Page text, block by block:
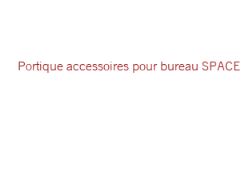
Portique accessoires pour bureau SPACE